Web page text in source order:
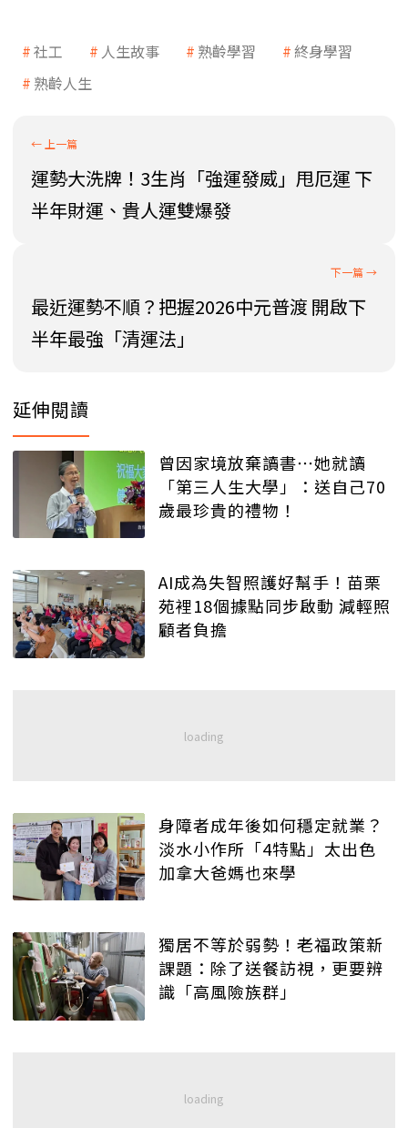
社工 人生故事 熟齡學習
終身學習
熟齡人生
運勢大洗牌！3生肖「強運發威」甩厄運 下
半年財運、貴人運雙爆發
最近運勢不順？把握2026中元普渡 開啟下
半年最強「清運法」
延伸閱讀
曾因家境放棄讀書⋯她就讀
「第三人生大學」：送自己70
歲最珍貴的禮物！
AI成為失智照護好幫手！苗栗
苑裡18個據點同步啟動 減輕照
顧者負擔
身障者成年後如何穩定就業？
淡水小作所「4特點」太出色
加拿大爸媽也來學
獨居不等於弱勢！老福政策新
課題：除了送餐訪視，更要辨
識「高風險族群」